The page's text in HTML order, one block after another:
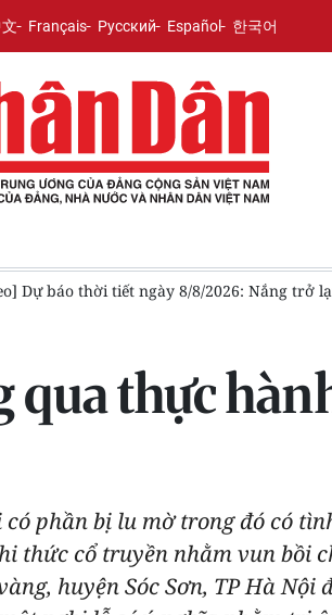
Français Русский Español 한국어
Trung Bộ duy trì mưa dông [Video]
qua thực
phần bị lu mờ trong đó có
thức cổ truyền nhằm vun bồi
huyện Sóc Sơn, TP Hà